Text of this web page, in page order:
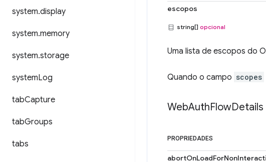
system.display
system.memory
system.storage
systemLog
tabCapture
tabGroups
tabs
escopos
string[] opcional
Uma lista de escopos do
Quando o campo scopes
WebAuthFlowDetails
PROPRIEDADES